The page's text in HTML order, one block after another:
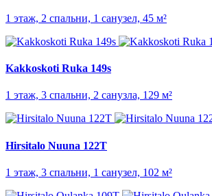
1 этаж, 2 спальни, 1 санузел, 45 м²
Kakkoskoti Ruka 149s
1 этаж, 3 спальни, 2 санузла, 129 м²
Hirsitalo Nuuna 122T
1 этаж, 3 спальни, 1 санузел, 102 м²